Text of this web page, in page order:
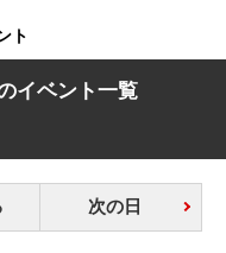
ト
イベント一覧
次の日